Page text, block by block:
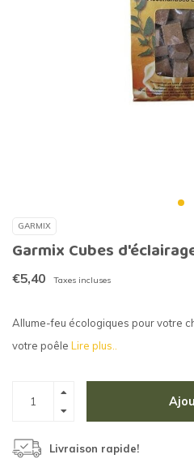
GARMIX
Garmix Cubes
€5,40 Taxes incluses
Allume-feu écologiques pour votre
votre poêle Lire plus..
Livraison rapide!